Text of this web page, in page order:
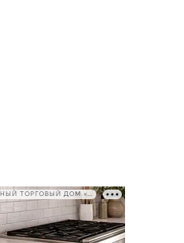
РЕКЛАМА • ООО СТРОИТЕЛЬНЫЙ ТОРГОВЫЙ ДОМ «ПЕТРОВИЧ», ИНН 7802348846